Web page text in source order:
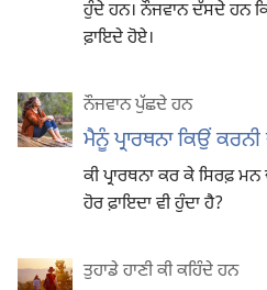
ਹੁੰਦੇ ਹਨ। ਨੌਜਵਾਨ ਦੱਸਦੇ ਹਨ
ਫ਼ਾਇਦੇ ਹੋਏ।
ਨੌਜਵਾਨ ਪੁੱਛਦੇ ਹਨ
ਮੈਨੂੰ ਪ੍ਰਾਰਥਨਾ ਕਿਉਂ ਕਰਨੀ
ਕੀ ਪ੍ਰਾਰਥਨਾ ਕਰ ਕੇ ਸਿਰਫ਼
ਹੋਰ ਫ਼ਾਇਦਾ ਵੀ ਹੁੰਦਾ ਹੈ?
ਤੁਹਾਡੇ ਹਾਣੀ ਕੀ ਕਹਿੰਦੇ ਹਨ